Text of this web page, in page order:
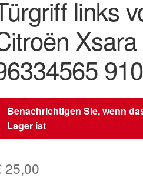
links
Benachrichtigen Sie, wenn
Lager ist
25,00